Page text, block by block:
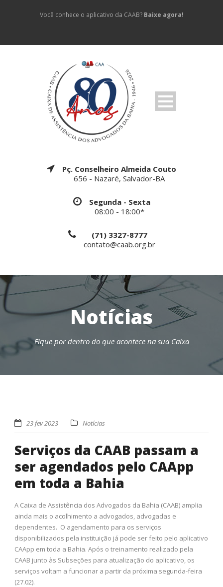
Você conhece o aplicativo da CAAB? Baixe agora!
Pç. Conselheiro Almeida Couto
656 - Nazaré, Salvador-BA
Segunda - Sexta
08:00 - 18:00*
(71) 3327-8777
contato@caab.org.br
Notícias
Fique por dentro do que acontece na sua Caixa
23 fev 2023 Notícias
Serviços da CAAB passam a
ser agendados pelo CAApp
em toda a Bahia
A Caixa de Assistência dos Advogados da Bahia (CAAB) amplia
ainda mais o acolhimento a advogados, advogadas e
dependentes. O agendamento para os serviços
disponibilizados pela instituição já pode ser feito pelo aplicativo
CAApp em toda a Bahia. Após o treinamento realizado pela
CAAB junto às Subseções para atualização do aplicativo, os
serviços voltam a funcionar a partir da próxima segunda-feira
(27.02).